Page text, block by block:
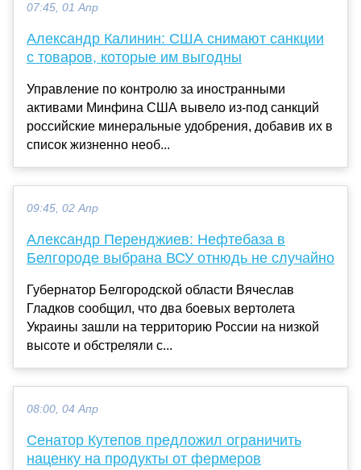
07:45, 01 Апр
Александр Калинин: США снимают санкции
с товаров, которые им выгодны
Управление по контролю за иностранными
активами Минфина США вывело из-под санкций
российские минеральные удобрения, добавив их в
список жизненно необ...
09:45, 02 Апр
Александр Перенджиев: Нефтебаза в
Белгороде выбрана ВСУ отнюдь не случайно
Губернатор Белгородской области Вячеслав
Гладков сообщил, что два боевых вертолета
Украины зашли на территорию России на низкой
высоте и обстреляли с...
08:00, 04 Апр
Сенатор Кутепов предложил ограничить
наценку на продукты от фермеров